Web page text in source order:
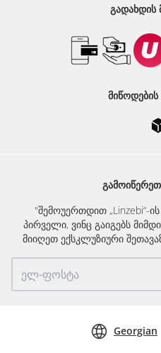
ᲒᲐᲓᲐᲮᲓᲘᲡ
"შემოუერთდით „Linzebi“-
პირველი, ვინც გაიგებს
მიიღეთ ექსკლუზიური
Georgian